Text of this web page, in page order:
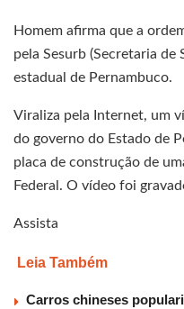
Homem afirma que a
pela Sesurb (Secretaria
estadual de Pernambuco.
Viraliza pela Internet, um
do governo do Estado de
placa de construção de
Federal. O vídeo foi
Assista
Leia Também
Carros chineses